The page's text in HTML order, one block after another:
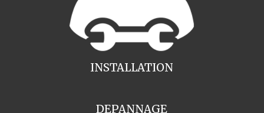
INSTALLATION
DEPANNAGE